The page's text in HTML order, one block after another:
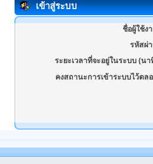
เข้าสู่ระบบ
ชื่อผู้ใช้ง
รหัสผ่
ระยะเวลาที่จะอยู่ในระบบ (นา
คงสถานะการเข้าระบบไว้ตล